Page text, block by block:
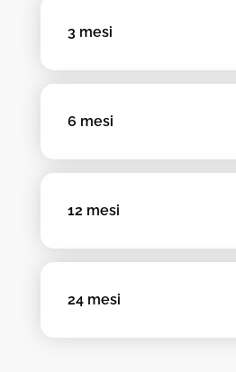
3 mesi
6 mesi
12 mesi
24 mesi